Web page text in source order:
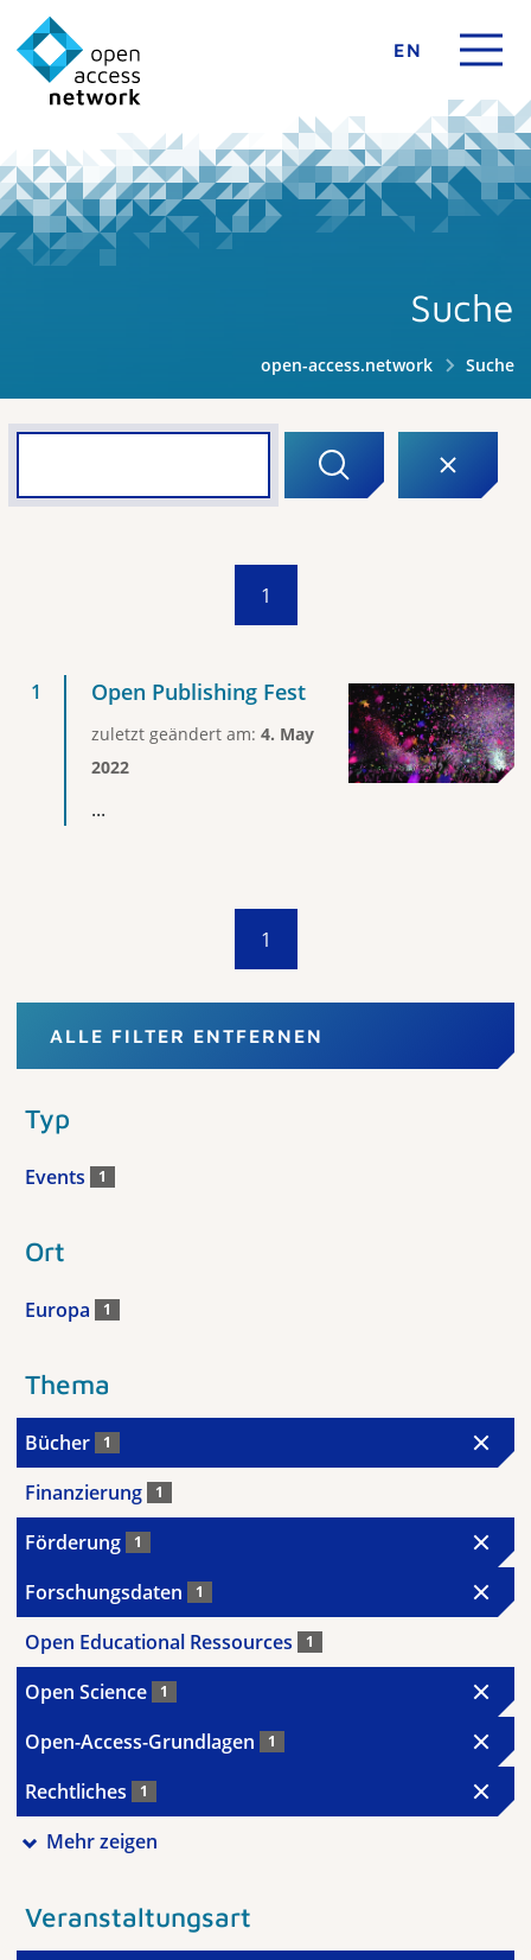
EN
Suche
open-access.network Suche
1
Open Publishing Fest
zuletzt geändert am: 4. May
2022
...
1
ALLE FILTER ENTFERNEN
Typ
Events 1
Ort
Europa 1
Thema
Bücher 1
Finanzierung 1
Förderung 1
Forschungsdaten 1
Open Educational Ressources 1
Open Science 1
Open-Access-Grundlagen 1
Rechtliches 1
Mehr zeigen
Veranstaltungsart